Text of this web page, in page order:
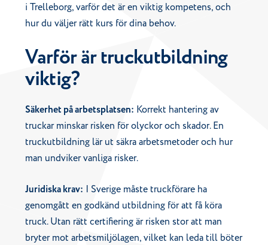
i Trelleborg, varför det är en viktig kompetens, och
hur du väljer rätt kurs för dina behov.
Varför är truckutbildning
viktig?
Säkerhet på arbetsplatsen: Korrekt hantering av
truckar minskar risken för olyckor och skador. En
truckutbildning lär ut säkra arbetsmetoder och hur
man undviker vanliga risker.
Juridiska krav: I Sverige måste truckförare ha
genomgått en godkänd utbildning för att få köra
truck. Utan rätt certifiering är risken stor att man
bryter mot arbetsmiljölagen, vilket kan leda till böter